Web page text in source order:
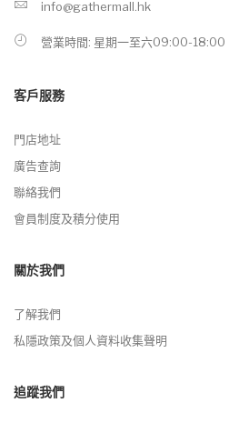
info@gathermall.hk
營業時間: 星期一至六09:00-18:00
客戶服務
門店地址
廣告查詢
聯絡我們
會員制度及積分使用
關於我們
了解我們
私隱政策及個人資料收集聲明
追蹤我們